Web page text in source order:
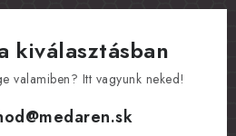
kiválasztásban
valamiben? Itt vagyunk neked!
@medaren.sk